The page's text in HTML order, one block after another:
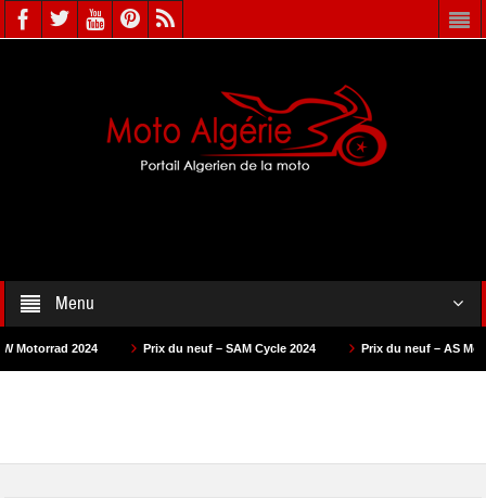
Menu
Prix du neuf – SAM Cycle 2024 Prix du neuf – AS Motors 2024